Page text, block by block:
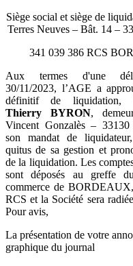
Siège social et siège de
Terres Neuves – Bât. 14 –
341 039 386 RCS
Aux termes d'une
30/11/2023, l’AGE a
définitif de liquidation,
Thierry BYRON,
Vincent Gonzalès –
son mandat de
quitus de sa gestion et
de la liquidation. Les
sont déposés au greffe
commerce de
RCS et la Société sera
Pour avis,
La présentation de votre
graphique du journal